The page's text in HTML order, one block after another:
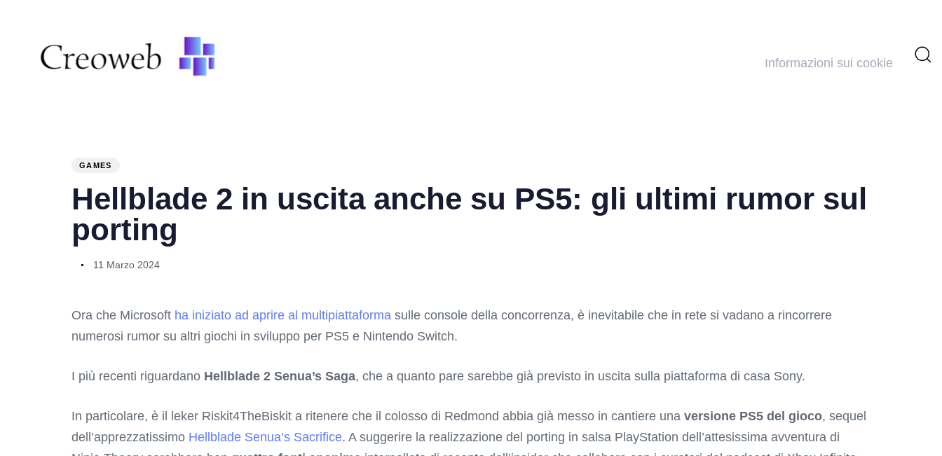
Informazioni sui cookie
GAMES
Hellblade 2 in uscita anche su PS5: gli ultimi rumor sul
porting
11 Marzo 2024
Ora che Microsoft ha iniziato ad aprire al multipiattaforma sulle console della concorrenza, è inevitabile che in rete si vadano a rincorrere
numerosi rumor su altri giochi in sviluppo per PS5 e Nintendo Switch.
I più recenti riguardano Hellblade 2 Senua’s Saga, che a quanto pare sarebbe già previsto in uscita sulla piattaforma di casa Sony.
In particolare, è il leker Riskit4TheBiskit a ritenere che il colosso di Redmond abbia già messo in cantiere una versione PS5 del gioco, sequel
dell’apprezzatissimo Hellblade Senua’s Sacrifice. A suggerire la realizzazione del porting in salsa PlayStation dell’attesissima avventura di